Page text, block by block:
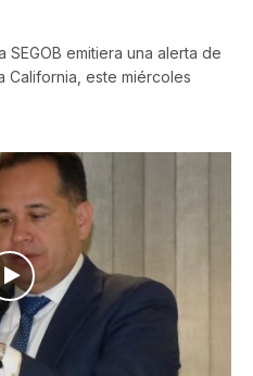
SEGOB emitiera una alerta de
California, este miércoles